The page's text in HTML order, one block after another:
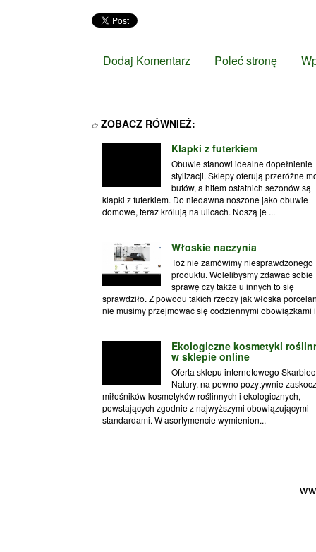
Dodaj Komentarz Poleć stronę
ZOBACZ RÓWNIEŻ:
Klapki z futerkiem
Obuwie stanowi idealne dopełnienie
stylizacji. Sklepy oferują przeróżne
butów, a hitem ostatnich sezonów są
klapki z futerkiem. Do niedawna noszone jako obuwie
domowe, teraz królują na ulicach. Noszą je ...
Włoskie naczynia
Toż nie zamówimy niesprawdzonego
produktu. Wolelibyśmy zdawać sobie
sprawę czy także u innych to się
sprawdziło. Z powodu takich rzeczy jak włoska
nie musimy przejmować się codziennymi obowiązkami
Ekologiczne kosmetyki
w sklepie online
Oferta sklepu internetowego Skarbiec
Natury, na pewno pozytywnie
miłośników kosmetyków roślinnych i ekologicznych,
powstających zgodnie z najwyższymi obowiązującymi
standardami. W asortymencie wymienion...